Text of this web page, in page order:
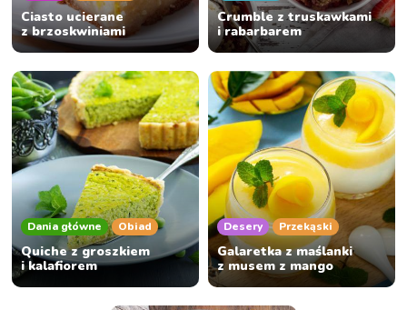
Ciasto ucierane
z brzoskwiniami
Crumble z truskawkami
i rabarbarem
Dania główne Obiad
Quiche z groszkiem
i kalafiorem
Desery Przekąski
Galaretka z maślanki
z musem z mango